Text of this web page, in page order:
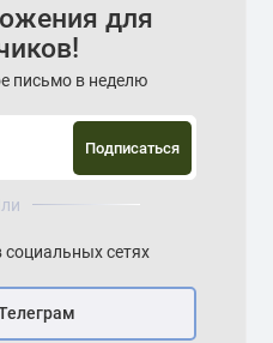
для
письмо в неделю
Подписаться
социальных сетях